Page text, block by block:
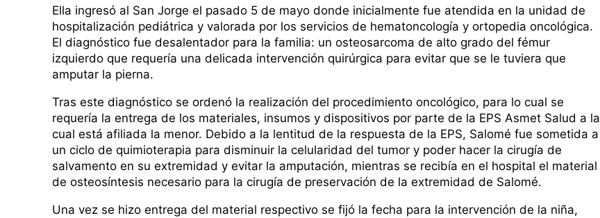
Ella ingresó al San Jorge el pasado 5 de mayo donde inicialmente fue atendida en la unidad de
hospitalización pediátrica y valorada por los servicios de hematoncología y ortopedia oncológica.
El diagnóstico fue desalentador para la familia: un osteosarcoma de alto grado del fémur
izquierdo que requería una delicada intervención quirúrgica para evitar que se le tuviera que
amputar la pierna.
Tras este diagnóstico se ordenó la realización del procedimiento oncológico, para lo cual se
requería la entrega de los materiales, insumos y dispositivos por parte de la EPS Asmet Salud a la
cual está afiliada la menor. Debido a la lentitud de la respuesta de la EPS, Salomé fue sometida a
un ciclo de quimioterapia para disminuir la celularidad del tumor y poder hacer la cirugía de
salvamento en su extremidad y evitar la amputación, mientras se recibía en el hospital el material
de osteosíntesis necesario para la cirugía de preservación de la extremidad de Salomé.
Una vez se hizo entrega del material respectivo se fijó la fecha para la intervención de la niña,